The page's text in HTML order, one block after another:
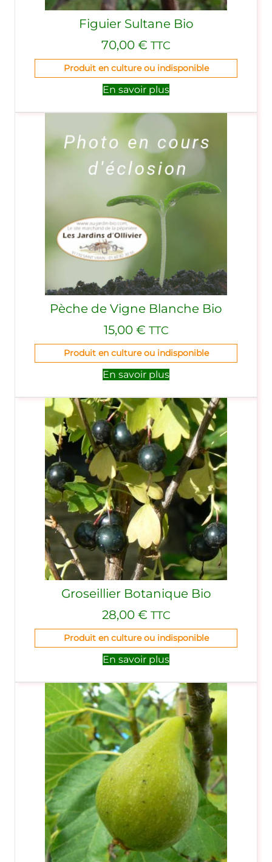
Figuier Sultane Bio
70,00 € TTC
Produit en culture ou indisponible
En savoir plus
Pèche de Vigne Blanche Bio
15,00 € TTC
Produit en culture ou indisponible
En savoir plus
Groseillier Botanique Bio
28,00 € TTC
Produit en culture ou indisponible
En savoir plus